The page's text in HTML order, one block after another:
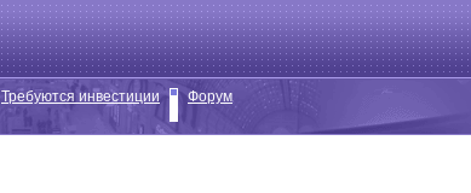
Требуются инвестиции Форум